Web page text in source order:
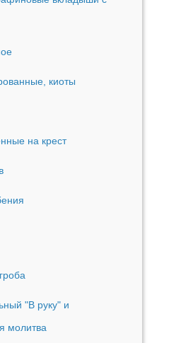
киоты
на крест
"В руку" и
молитва